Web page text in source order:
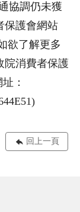
協調仍未獲
保護會網站
欲了解更多
院消費者保護
：
回上一頁